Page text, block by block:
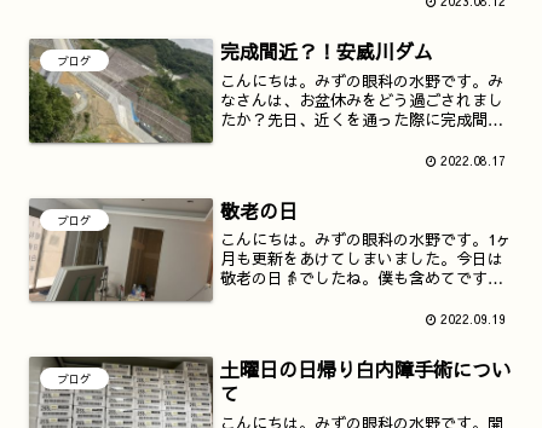
に時間が過ぎてしまいました。さて、JR
らちょうど９ヶ月が経過...
ブログ 完成間近？！安威川ダム
こんにちは。みずの眼科の水野です。み
なさんは、お盆休みをどう過ごされまし
たか？先日、近くを通った際に完成間近
まだ小学生だった３０年以上も前からは
う完成しそうですね。写真...
2022.08.17
ブログ 敬老の日
こんにちは。みずの眼科の水野です。1ヶ
月も更新をあけてしまいました。今日は
敬老の日👵でしたね。僕も含めてです
あちゃんに会えない人も多いことと思い
す。昭和時代にはまだ珍し...
2022.09.19
ブログ
土曜日の日帰り白内障手術につい
て
こんにちは。みずの眼科の水野です。開